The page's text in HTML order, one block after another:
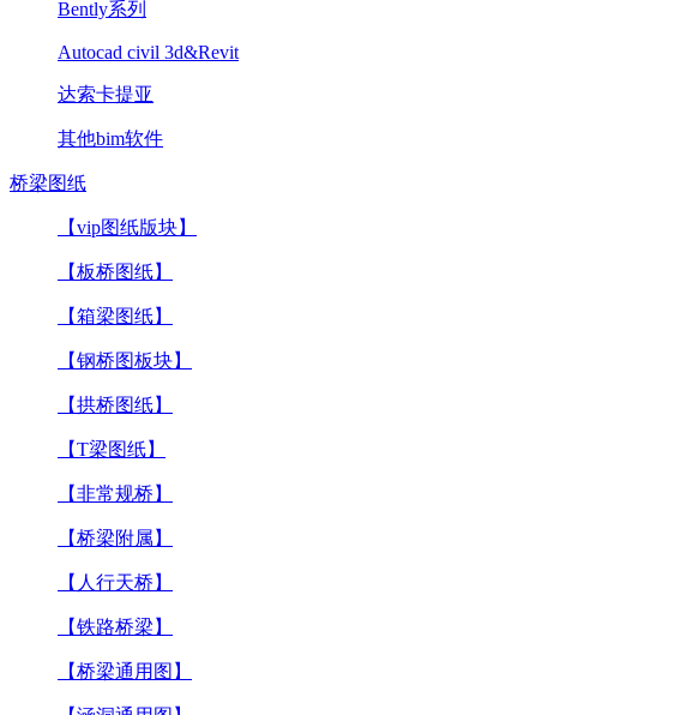
Bently系列
Autocad civil 3d&Revit
达索卡提亚
其他bim软件
桥梁图纸
【vip图纸版块】
【板桥图纸】
【箱梁图纸】
【钢桥图板块】
【拱桥图纸】
【T梁图纸】
【非常规桥】
【桥梁附属】
【人行天桥】
【铁路桥梁】
【桥梁通用图】